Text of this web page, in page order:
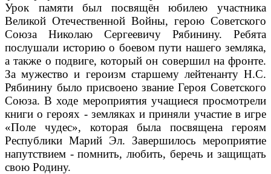
Урок памяти был посвящён юбилею участника
Великой Отечественной Войны, герою Советского
Союза Николаю Сергеевичу Рябинину. Ребята
послушали историю о боевом пути нашего земляка,
а также о подвиге, который он совершил на фронте.
За мужество и героизм старшему лейтенанту Н.С.
Рябинину было присвоено звание Героя Советского
Союза. В ходе мероприятия учащиеся просмотрели
книги о героях - земляках и приняли участие в игре
«Поле чудес», которая была посвящена героям
Республики Марий Эл. Завершилось мероприятие
напутствием - помнить, любить, беречь и защищать
свою Родину.